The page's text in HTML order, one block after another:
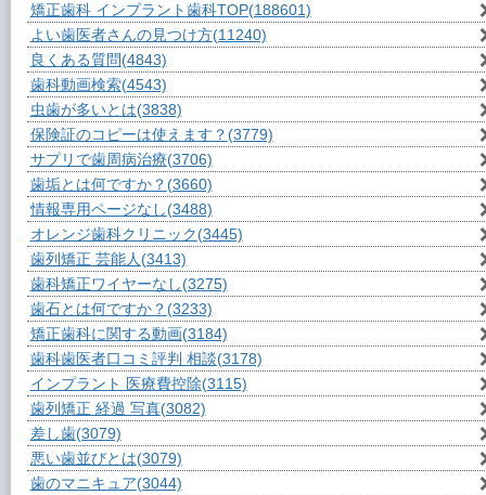
矯正歯科 インプラント歯科TOP(188601)
よい歯医者さんの見つけ方(11240)
良くある質問(4843)
歯科動画検索(4543)
虫歯が多いとは(3838)
保険証のコピーは使えます？ (3779)
サプリで歯周病治療(3706)
歯垢とは何ですか？ (3660)
情報専用ページなし(3488)
オレンジ歯科クリニック(3445)
歯列矯正 芸能人 (3413)
歯科矯正ワイヤーなし(3275)
歯石とは何ですか？ (3233)
矯正歯科に関する動画(3184)
歯科歯医者口コミ評判 相談(3178)
インプラント 医療費控除(3115)
歯列矯正 経過 写真(3082)
差し歯(3079)
悪い歯並びとは(3079)
歯のマニキュア(3044)